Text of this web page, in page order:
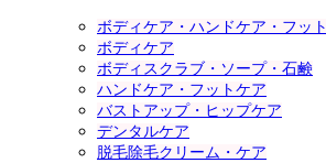
ボディケア・ハンドケア・フッ
ボディケア
ボディスクラブ・ソープ・石鹸
ハンドケア・フットケア
バストアップ・ヒップケア
デンタルケア
脱毛除毛クリーム・ケア